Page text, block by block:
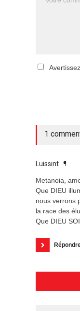
1
Luissint ¶
Metanoia,
Que DIEU
nous verrons
la race des
Que DIEU